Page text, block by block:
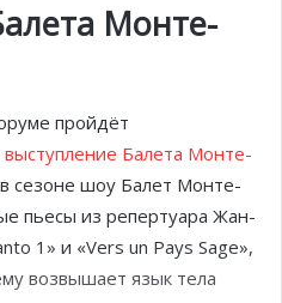
Монте-
пройдёт
выступление Балета Монте-
сезоне шоу Балет Монте-
пьесы из репертуара Жан-
1» и «Vers un Pays Sage»,
возвышает язык тела